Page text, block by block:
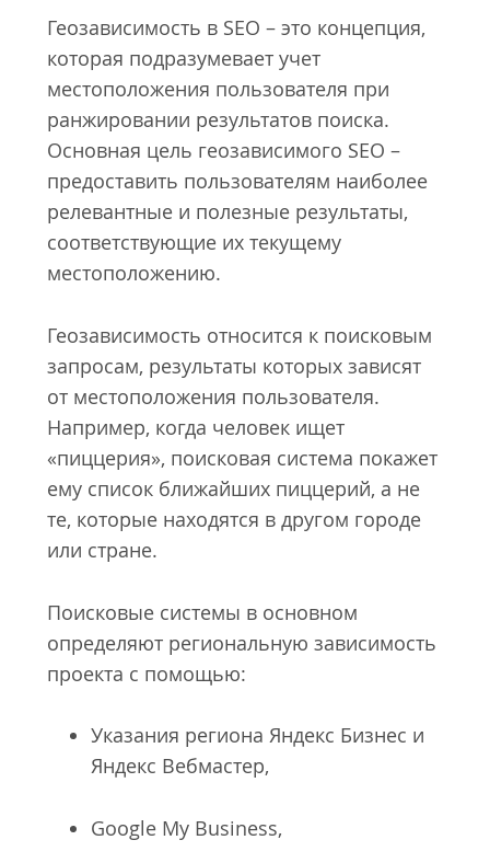
Геозависимость в SEO – это концепция,
которая подразумевает учет
местоположения пользователя при
ранжировании результатов поиска.
Основная цель геозависимого SEO –
предоставить пользователям наиболее
релевантные и полезные результаты,
соответствующие их текущему
местоположению.
Геозависимость относится к поисковым
запросам, результаты которых зависят
от местоположения пользователя.
Например, когда человек ищет
«пиццерия», поисковая система покажет
ему список ближайших пиццерий, а не
те, которые находятся в другом городе
или стране.
Поисковые системы в основном
определяют региональную зависимость
проекта с помощью:
Указания региона Яндекс Бизнес и
Яндекс Вебмастер,
Google My Business,